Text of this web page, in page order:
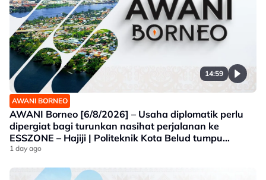
14:59
AWANI BORNEO
AWANI Borneo [6/8/2026] – Usaha diplomatik perlu
dipergiat bagi turunkan nasihat perjalanan ke
ESSZONE – Hajiji | Politeknik Kota Belud tumpu
bidang selaras keperluan industri Sabah |
produk tempatan
1 day ago